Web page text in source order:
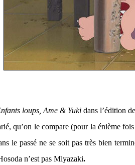
loups, Ame & Yuki dans l’édition
qu’on le compare (pour la
le passé ne se soit pas très bien
n’est pas Miyazaki.